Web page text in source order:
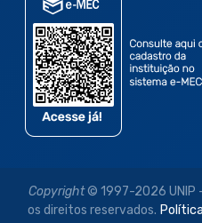
Copyright© 1997-2026 UNIP
os direitos reservados.